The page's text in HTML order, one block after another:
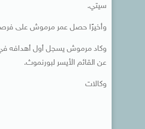
سيتي.
وأخيرًا حصل عمر مرموش على فرصة
عن القائم الأيسر لبورنموث.
وكالات